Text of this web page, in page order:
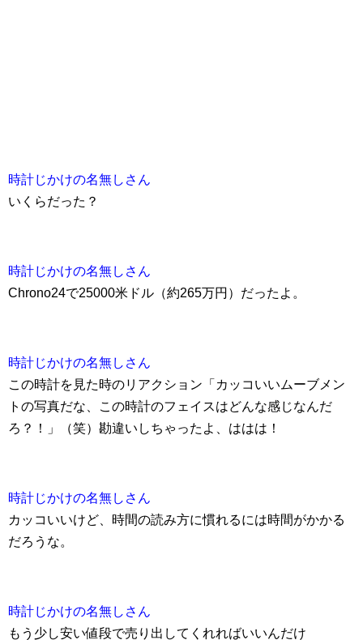
時計じかけの名無しさん
いくらだった？
時計じかけの名無しさん
Chrono24で25000米ドル（約265万円）だったよ。
時計じかけの名無しさん
この時計を見た時のリアクション「カッコいいムーブメン
トの写真だな、この時計のフェイスはどんな感じなんだ
ろ？！」（笑）勘違いしちゃったよ、ははは！
時計じかけの名無しさん
カッコいいけど、時間の読み方に慣れるには時間がかかる
だろうな。
時計じかけの名無しさん
もう少し安い値段で売り出してくれればいいんだけ